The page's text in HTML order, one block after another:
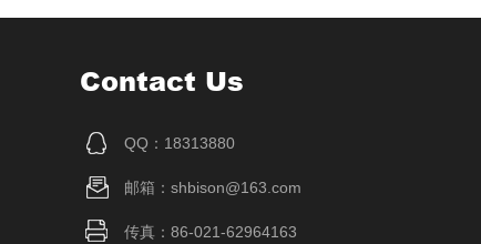
Contact Us
QQ：18313880
邮箱：shbison@163.com
传真：86-021-62964163